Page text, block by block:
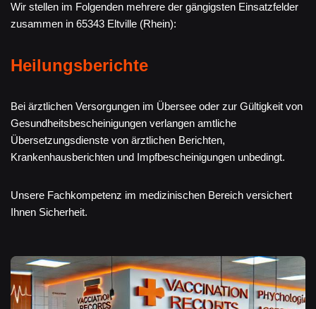
Wir stellen im Folgenden mehrere der gängigsten Einsatzfelder
zusammen in 65343 Eltville (Rhein):
Heilungsberichte
Bei ärztlichen Versorgungen im Übersee oder zur Gültigkeit von
Gesundheitsbescheinigungen verlangen amtliche
Übersetzungsdienste von ärztlichen Berichten,
Krankenhausberichten und Impfbescheinigungen unbedingt.
Unsere Fachkompetenz im medizinischen Bereich versichert
Ihnen Sicherheit.